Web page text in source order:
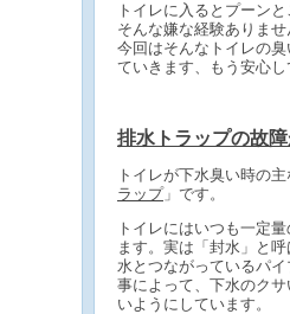
トイレに入るとプーンと
そんな嫌な経験ありませ
今回はそんなトイレの
ていきます、もう安心し
排水トラップの故障
トイレが下水臭い時の主
ラップ」です。
トイレにはいつも一定
ます。実は「封水」と
水とつながっているパ
事によって、下水のク
いようにしています。